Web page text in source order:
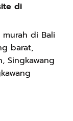
di
di Bali
barat,
Singkawang